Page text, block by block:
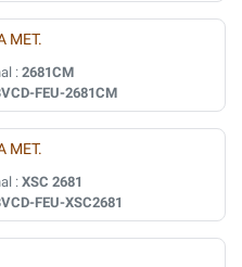
MET.
: 2681CM
FEU-2681CM
MET.
: XSC 2681
FEU-XSC2681